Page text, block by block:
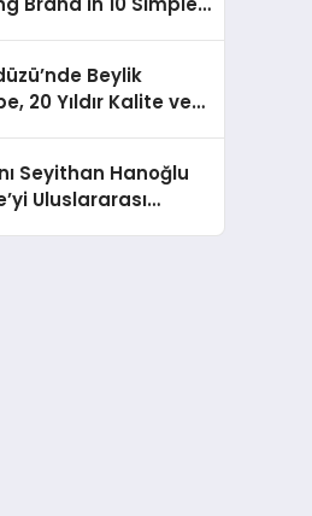
Beylik
20 Yıldır Kalite ve
Seyithan Hanoğlu
Uluslararası